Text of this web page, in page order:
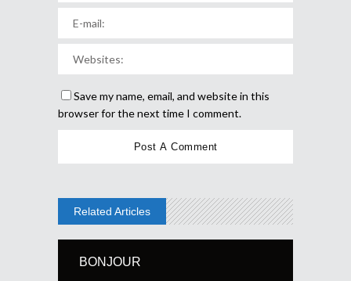
Save my name, email, and website in this
browser for the next time I comment.
Related Articles
BONJOUR